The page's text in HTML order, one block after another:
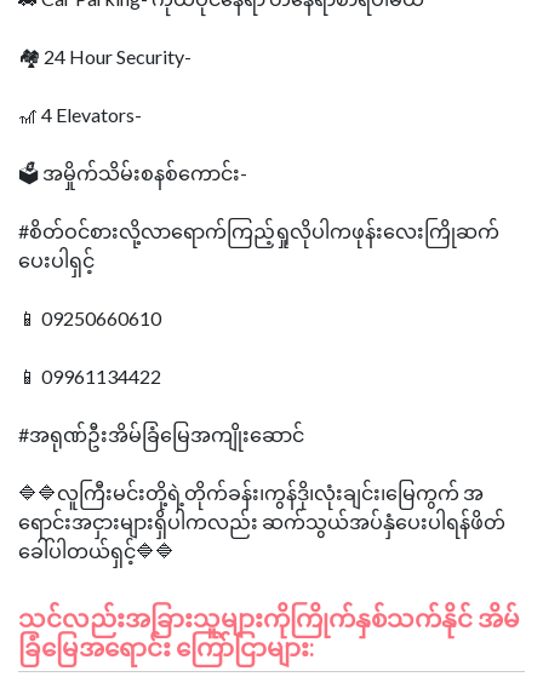
🏘 24 Hour Security-
🎢 4 Elevators-
🗳 အမှိုက်သိမ်းစနစ်ကောင်း-
#စိတ်ဝင်စားလို့လာရောက်ကြည့်ရှုလိုပါကဖုန်းလေးကြိုဆက်
ပေးပါရှင့်
📱 09250660610
📱 09961134422
#အရုဏ်ဦးအိမ်ခြံမြေအကျိုးဆောင်
🔷🔷လူကြီးမင်းတို့ရဲ့တိုက်ခန်း၊ကွန်ဒို၊လုံးချင်း၊မြေကွက် အ
ရောင်းအငှားများရှိပါကလည်း ဆက်သွယ်အပ်နှံပေးပါရန်ဖိတ်
သင်လည်းအခြားသူများကိုကြိုက်နှစ်သက်နိုင် အိမ်
ခြံမြေအရောင်း ကြော်ငြာများ: